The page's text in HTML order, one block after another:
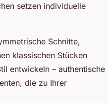
setzen individuelle
Schnitte,
klassischen Stücken
entwickeln – authentische
die zu Ihrer